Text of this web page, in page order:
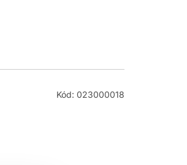
Kód: 023000018